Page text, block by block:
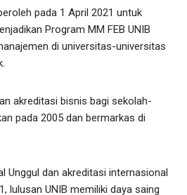
pada 1 April 2021 untuk
Program MM FEB UNIB
di universitas-universitas
akreditasi bisnis bagi sekolah-
pada 2005 dan bermarkas di
Unggul dan akreditasi internasional
lulusan UNIB memiliki daya saing